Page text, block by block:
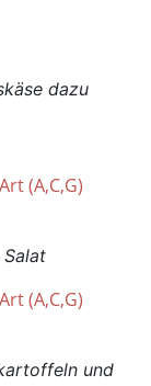
dazu
(A,C,G)
(A,C,G)
und